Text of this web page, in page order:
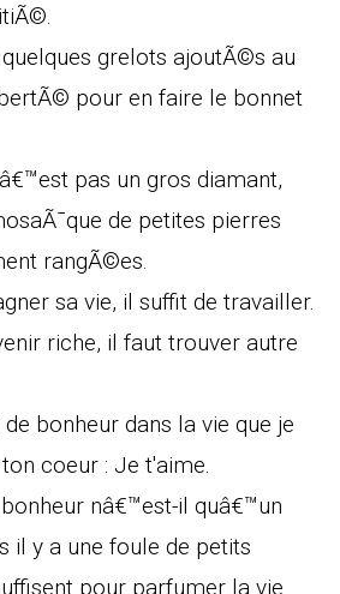
grelots ajoutÃ©s au
pour en faire le bonnet
pas un gros diamant,
de petites pierres
rangÃ©es.
sa vie, il suffit de travailler.
riche, il faut trouver autre
bonheur dans la vie que je
coeur : Je t'aime.
nâ€™est-il quâ€™un
il y a une foule de petits
pour parfumer la vie.